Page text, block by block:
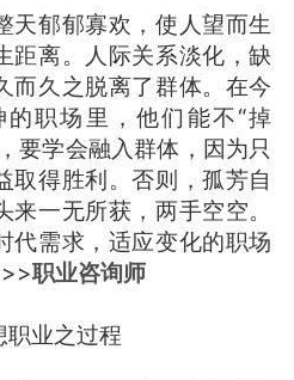
郁郁寡欢，使人望而生
距离。人际关系淡化，缺
而久之脱离了群体。在今
职场里，他们能不“掉
要学会融入群体，因为只
取得胜利。否则，孤芳自
一无所获，两手空空。
代需求，适应变化的职场
职业咨询师
业之过程